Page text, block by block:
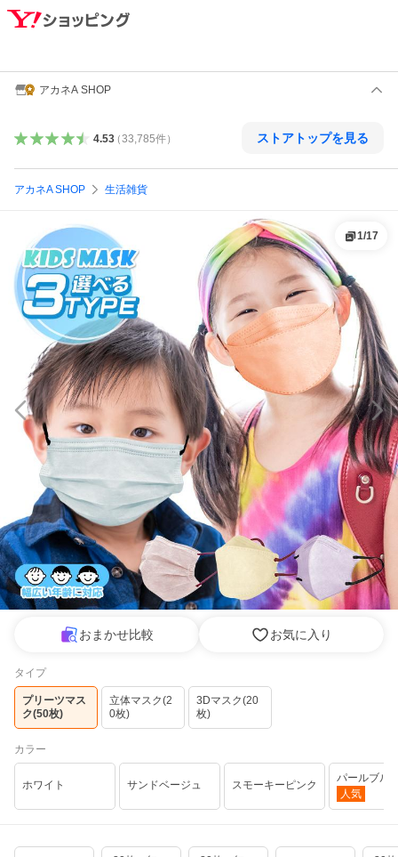
アカネA SHOP
4.53（33,785件） ストアトップを見る
アカネA SHOP 生活雑貨
1/17
おまかせ比較 お気に入り
タイプ
プリーツマス
ク(50枚)
立体マスク(2
0枚)
3Dマスク(20
枚)
カラー
ホワイト サンドベージュ スモーキーピンク
パールブル
人気